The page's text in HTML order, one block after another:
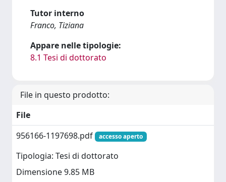
Tutor interno
Franco, Tiziana
Appare nelle tipologie:
8.1 Tesi di dottorato
File in questo prodotto:
File
956166-1197698.pdf
accesso aperto
Tipologia: Tesi di dottorato
Dimensione 9.85 MB